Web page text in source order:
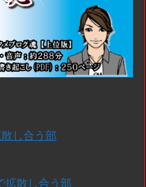
し合う部
拡散し合う部